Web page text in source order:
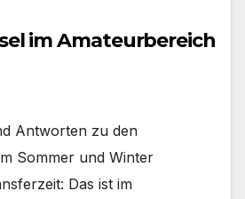
im Amateurbereich
Antworten zu den
Sommer und Winter
Das ist im